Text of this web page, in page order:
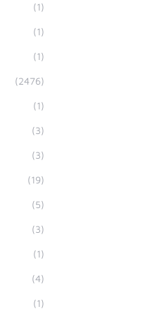
(1)
(1)
(1)
(2476)
(1)
(3)
(3)
(19)
(5)
(3)
(1)
(4)
(1)